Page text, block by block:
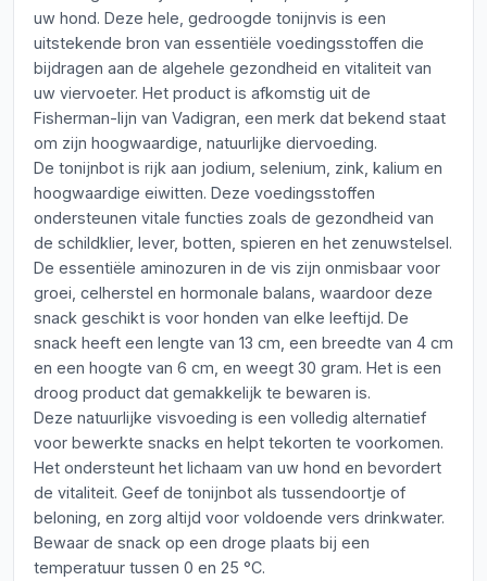
uw hond. Deze hele, gedroogde tonijnvis is een
uitstekende bron van essentiële voedingsstoffen die
bijdragen aan de algehele gezondheid en vitaliteit van
uw viervoeter. Het product is afkomstig uit de
Fisherman-lijn van Vadigran, een merk dat bekend staat
om zijn hoogwaardige, natuurlijke diervoeding.
De tonijnbot is rijk aan jodium, selenium, zink, kalium en
hoogwaardige eiwitten. Deze voedingsstoffen
ondersteunen vitale functies zoals de gezondheid van
de schildklier, lever, botten, spieren en het zenuwstelsel.
De essentiële aminozuren in de vis zijn onmisbaar voor
groei, celherstel en hormonale balans, waardoor deze
snack geschikt is voor honden van elke leeftijd. De
snack heeft een lengte van 13 cm, een breedte van 4 cm
en een hoogte van 6 cm, en weegt 30 gram. Het is een
droog product dat gemakkelijk te bewaren is.
Deze natuurlijke visvoeding is een volledig alternatief
voor bewerkte snacks en helpt tekorten te voorkomen.
Het ondersteunt het lichaam van uw hond en bevordert
de vitaliteit. Geef de tonijnbot als tussendoortje of
beloning, en zorg altijd voor voldoende vers drinkwater.
Bewaar de snack op een droge plaats bij een
temperatuur tussen 0 en 25 °C.